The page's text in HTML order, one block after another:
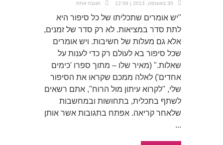
30 באוגוסט, 2013 | 12:59 תגובה אחת
"יש אומרים שתכליתו של כל סיפור היא
לתת סדר במציאות. לא רק סדר של זמנים,
אלא גם מעלות של חשיבות. ויש אומרים
שכל סיפור בא לעולם רק כדי לענות על
שאלות." (מאיר שלו – מתוך ספרו 'כימים
אחדים') לאלה ממכם שקראו את הסיפור
שלי, "לקרוא עיתון מול הרוח", אתם רשאים
לשתף בתכלית, בתחושות ובמחשבות
שלאחר קריאה. אפתח בתגובות אשר אותן
...